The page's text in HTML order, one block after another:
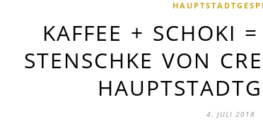
KAFFEE + SCHOKI
STENSCHKE VON
4. JULI 2018